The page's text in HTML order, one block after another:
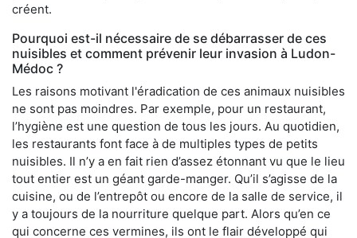
créent.
Pourquoi est-il nécessaire de se débarrasser de ces
nuisibles et comment prévenir leur invasion à Ludon-
Médoc ?
Les raisons motivant l'éradication de ces animaux nuisibles
ne sont pas moindres. Par exemple, pour un restaurant,
l’hygiène est une question de tous les jours. Au quotidien,
les restaurants font face à de multiples types de petits
nuisibles. Il n’y a en fait rien d’assez étonnant vu que le lieu
tout entier est un géant garde-manger. Qu’il s’agisse de la
cuisine, ou de l’entrepôt ou encore de la salle de service, il
y a toujours de la nourriture quelque part. Alors qu’en ce
qui concerne ces vermines, ils ont le flair développé qui